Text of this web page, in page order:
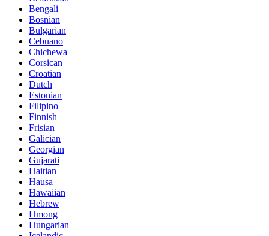
Bengali
Bosnian
Bulgarian
Cebuano
Chichewa
Corsican
Croatian
Dutch
Estonian
Filipino
Finnish
Frisian
Galician
Georgian
Gujarati
Haitian
Hausa
Hawaiian
Hebrew
Hmong
Hungarian